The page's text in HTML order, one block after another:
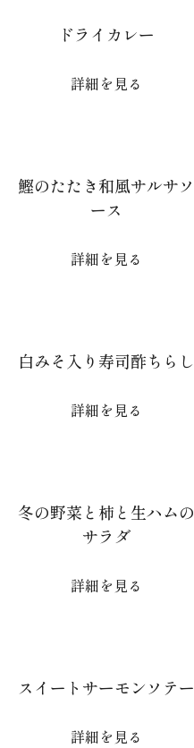
ドライカレー
詳細を見る
鰹のたたき和風サルサソ
ース
詳細を見る
白みそ入り寿司酢ちらし
詳細を見る
冬の野菜と柿と生ハムの
サラダ
詳細を見る
スイートサーモンソテー
詳細を見る